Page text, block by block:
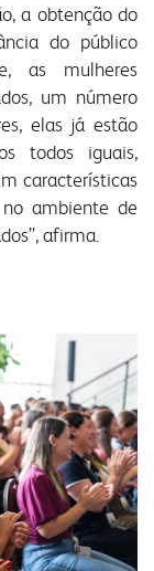
a obtenção do
do público
as mulheres
um número
elas já estão
todos iguais,
características
ambiente de
afirma.